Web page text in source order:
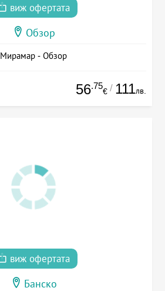
виж офертата
Обзор
Мирамар - Обзор
56.75
€ / 111лв.
виж офертата
Банско